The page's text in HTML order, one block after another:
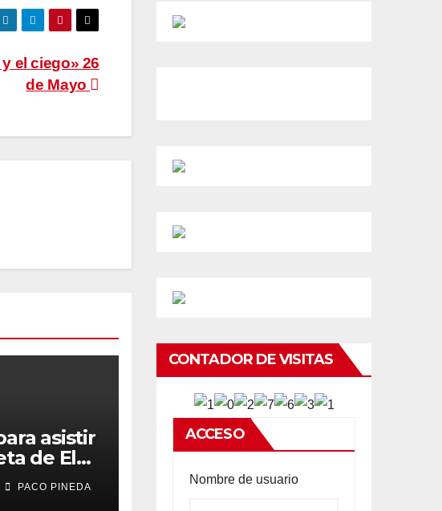
el ciego» 26
de Mayo
asistir
de El
Feria de
PACO PINEDA
CONTADOR DE VISITAS
ACCESO
Nombre de usuario